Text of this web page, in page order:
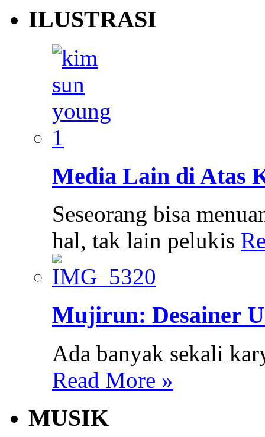
ILUSTRASI
Media Lain di Atas
Seseorang bisa
hal, tak lain pelukis
Mujirun: Desainer
Ada banyak sekali
Read More »
MUSIK